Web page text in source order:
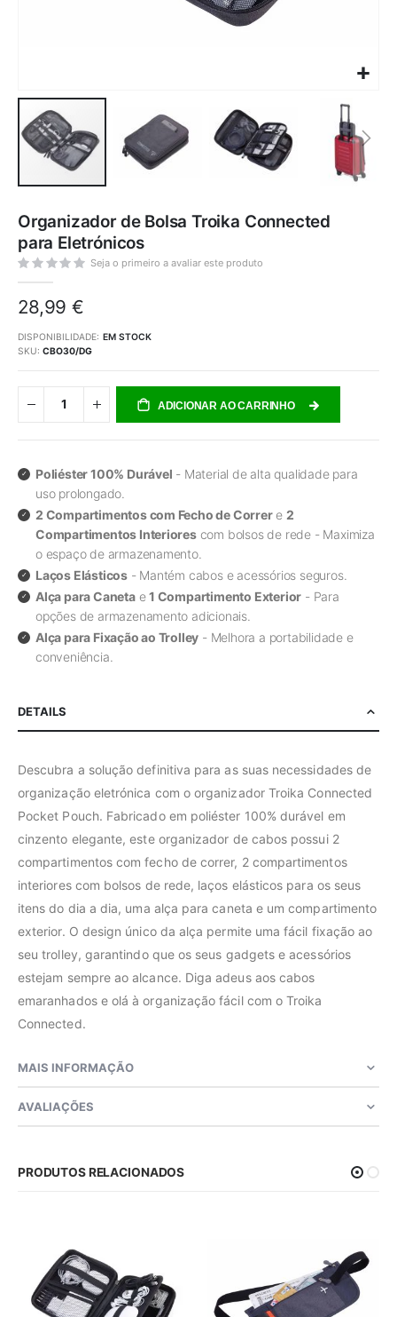
o
início
da
Galeria
de
imagens
Organizador de Bolsa Troika Connected
para Eletrónicos
Seja o primeiro a avaliar este produto
28,99 €
DISPONIBILIDADE: EM STOCK
SKU CBO30/DG
ADICIONAR AO CARRINHO
Poliéster 100% Durável - Material de alta qualidade para
uso prolongado.
2 Compartimentos com Fecho de Correre 2
Compartimentos Interiorescom bolsos de rede - Maximiza
o espaço de armazenamento.
Laços Elásticos- Mantém cabos e acessórios seguros.
Alça para Canetae1 Compartimento Exterior - Para
opções de armazenamento adicionais.
Alça para Fixação ao Trolley - Melhora a portabilidade e
conveniência.
DETAILS
Descubra a solução definitiva para as suas necessidades de
organização eletrónica com o organizador Troika Connected
Pocket Pouch. Fabricado em poliéster 100% durável em
cinzento elegante, este organizador de cabos possui 2
compartimentos com fecho de correr, 2 compartimentos
interiores com bolsos de rede, laços elásticos para os seus
itens do dia a dia, uma alça para caneta e um compartimento
exterior. O design único da alça permite uma fácil fixação ao
seu trolley, garantindo que os seus gadgets e acessórios
estejam sempre ao alcance. Diga adeus aos cabos
emaranhados e olá à organização fácil com o Troika
Connected.
MAIS INFORMAÇÃO
AVALIAÇÕES
PRODUTOS RELACIONADOS